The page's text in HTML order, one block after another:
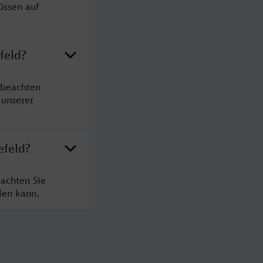
auf
Sie
kann.